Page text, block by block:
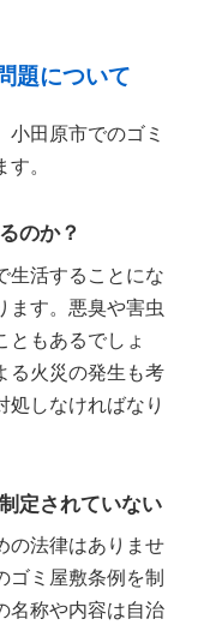
題について
小田原市でのゴミ
。
のか？
生活することにな
ます。悪臭や害虫
ともあるでしょ
る火災の発生も考
処しなければなり
定されていない
の法律はありませ
ゴミ屋敷条例を制
名称や内容は自治